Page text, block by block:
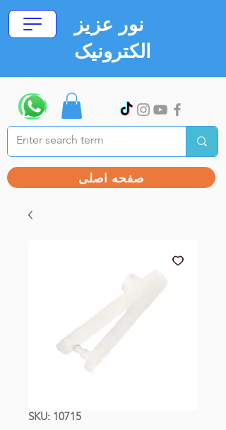
نور عزیز
الکترونیک
صفحه اصلی
SKU: 10715